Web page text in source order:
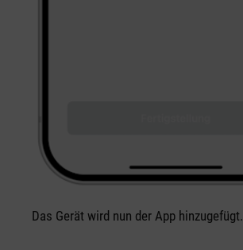
Das Gerät wird nun der App hinzugefügt.